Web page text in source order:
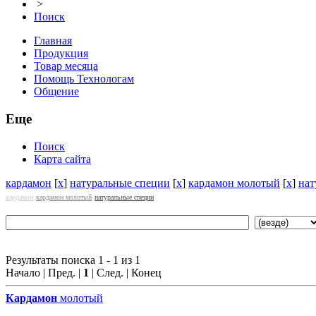
>
Поиск
Главная
Продукция
Товар месяца
Помощь Технологам
Общение
Еще
Поиск
Карта сайта
кардамон [x] натуральные специи [x] кардамон молотый [x]
кардамон кардамон молотый натуральные специи
Результаты поиска 1 - 1 из 1
Начало | Пред. | 1 | След. | Конец
Кардамон молотый